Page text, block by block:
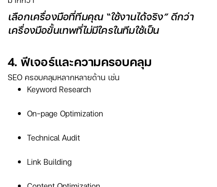
เลือกเครื่องมือที่ทีมคุณ “ใช้งานได้จริง” ดีกว่า
เครื่องมือขั้นเทพที่ไม่มีใครในทีมใช้เป็น
4. ฟีเจอร์และความครอบคลุม
SEO ครอบคลุมหลากหลายด้าน เช่น
Keyword Research
On-page Optimization
Technical Audit
Link Building